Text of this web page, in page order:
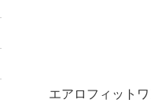
エアロフィット